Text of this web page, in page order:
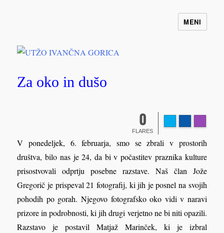
MENI
Za oko in dušo
0
FLARES
V ponedeljek, 6. februarja, smo se zbrali v prostorih
društva, bilo nas je 24, da bi v počastitev praznika kulture
prisostvovali odprtju posebne razstave. Naš član Jože
Gregorič je prispeval 21 fotografij, ki jih je posnel na svojih
pohodih po gorah. Njegovo fotografsko oko vidi v naravi
prizore in podrobnosti, ki jih drugi verjetno ne bi niti opazili.
Razstavo je postavil Matjaž Marinček, ki je izbral